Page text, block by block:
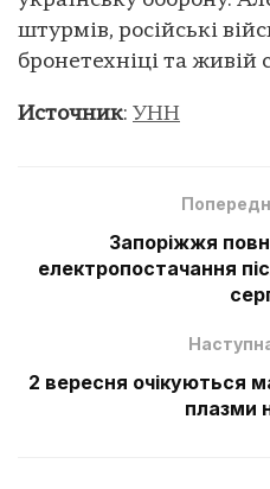
штурмів, російські
бронетехніці та живій
Источник: УНН
Запоріжжя
електропостачання
2 вересня очікуються
плазми